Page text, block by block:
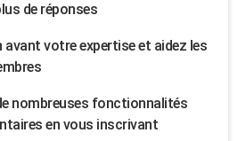
de réponses
avant votre expertise et aidez les
nombreuses fonctionnalités
en vous inscrivant